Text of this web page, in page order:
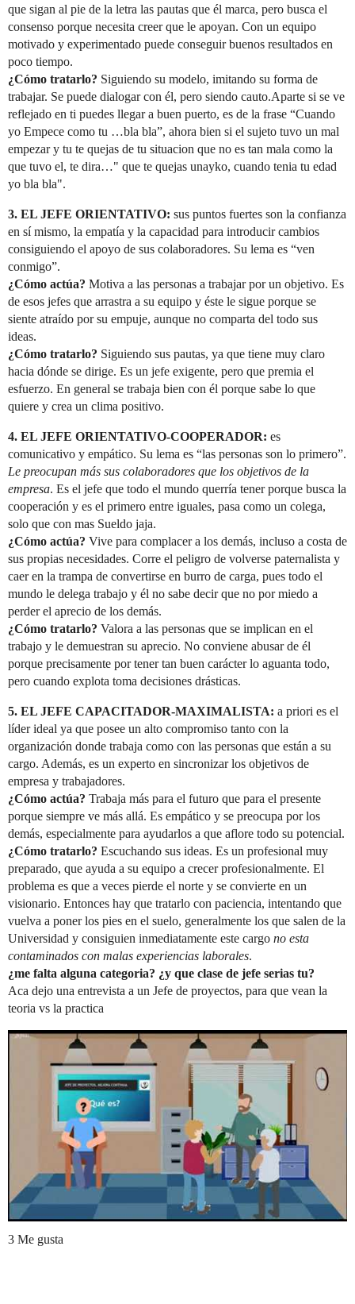
que sigan al pie de la letra las pautas que él marca, pero busca el
consenso porque necesita creer que le apoyan. Con un equipo
motivado y experimentado puede conseguir buenos resultados en
poco tiempo.
¿Cómo tratarlo? Siguiendo su modelo, imitando su forma de
trabajar. Se puede dialogar con él, pero siendo cauto.Aparte si se ve
reflejado en ti puedes llegar a buen puerto, es de la frase “Cuando
yo Empece como tu …bla bla”, ahora bien si el sujeto tuvo un mal
empezar y tu te quejas de tu situacion que no es tan mala como la
que tuvo el, te dira…" que te quejas unayko, cuando tenia tu edad
yo bla bla".
3. EL JEFE ORIENTATIVO: sus puntos fuertes son la confianza
en sí mismo, la empatía y la capacidad para introducir cambios
consiguiendo el apoyo de sus colaboradores. Su lema es “ven
conmigo”.
¿Cómo actúa? Motiva a las personas a trabajar por un objetivo. Es
de esos jefes que arrastra a su equipo y éste le sigue porque se
siente atraído por su empuje, aunque no comparta del todo sus
ideas.
¿Cómo tratarlo? Siguiendo sus pautas, ya que tiene muy claro
hacia dónde se dirige. Es un jefe exigente, pero que premia el
esfuerzo. En general se trabaja bien con él porque sabe lo que
quiere y crea un clima positivo.
4. EL JEFE ORIENTATIVO-COOPERADOR: es
comunicativo y empático. Su lema es “las personas son lo primero”.
Le preocupan más sus colaboradores que los objetivos de la
empresa. Es el jefe que todo el mundo querría tener porque busca la
cooperación y es el primero entre iguales, pasa como un colega,
solo que con mas Sueldo jaja.
¿Cómo actúa? Vive para complacer a los demás, incluso a costa de
sus propias necesidades. Corre el peligro de volverse paternalista y
caer en la trampa de convertirse en burro de carga, pues todo el
mundo le delega trabajo y él no sabe decir que no por miedo a
perder el aprecio de los demás.
¿Cómo tratarlo? Valora a las personas que se implican en el
trabajo y le demuestran su aprecio. No conviene abusar de él
porque precisamente por tener tan buen carácter lo aguanta todo,
pero cuando explota toma decisiones drásticas.
5. EL JEFE CAPACITADOR-MAXIMALISTA: a priori es el
líder ideal ya que posee un alto compromiso tanto con la
organización donde trabaja como con las personas que están a su
cargo. Además, es un experto en sincronizar los objetivos de
empresa y trabajadores.
¿Cómo actúa? Trabaja más para el futuro que para el presente
porque siempre ve más allá. Es empático y se preocupa por los
demás, especialmente para ayudarlos a que aflore todo su potencial.
¿Cómo tratarlo? Escuchando sus ideas. Es un profesional muy
preparado, que ayuda a su equipo a crecer profesionalmente. El
problema es que a veces pierde el norte y se convierte en un
visionario. Entonces hay que tratarlo con paciencia, intentando que
vuelva a poner los pies en el suelo, generalmente los que salen de la
Universidad y consiguien inmediatamente este cargo no esta
contaminados con malas experiencias laborales.
¿me falta alguna categoria? ¿y que clase de jefe serias tu?
Aca dejo una entrevista a un Jefe de proyectos, para que vean la
teoria vs la practica
3 Me gusta